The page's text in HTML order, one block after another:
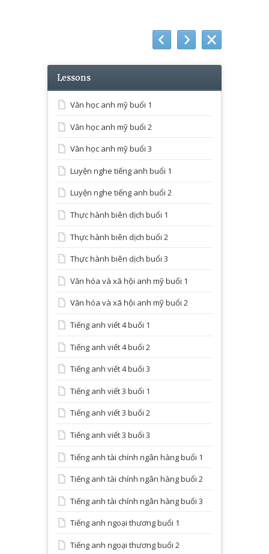
Lessons
Văn học anh mỹ buổi 1
Văn học anh mỹ buổi 2
Văn học anh mỹ buổi 3
Luyện nghe tiếng anh buổi 1
Luyện nghe tiếng anh buổi 2
Thực hành biên dịch buổi 1
Thực hành biên dịch buổi 2
Thực hành biên dịch buổi 3
Văn hóa và xã hội anh mỹ buổi 1
Văn hóa và xã hội anh mỹ buổi 2
Tiếng anh viết 4 buổi 1
Tiếng anh viết 4 buổi 2
Tiếng anh viết 4 buổi 3
Tiếng anh viết 3 buổi 1
Tiếng anh viết 3 buổi 2
Tiếng anh viết 3 buổi 3
Tiếng anh tài chính ngân hàng buổi 1
Tiếng anh tài chính ngân hàng buổi 2
Tiếng anh tài chính ngân hàng buổi 3
Tiếng anh ngoại thương buổi 1
Tiếng anh ngoại thương buổi 2